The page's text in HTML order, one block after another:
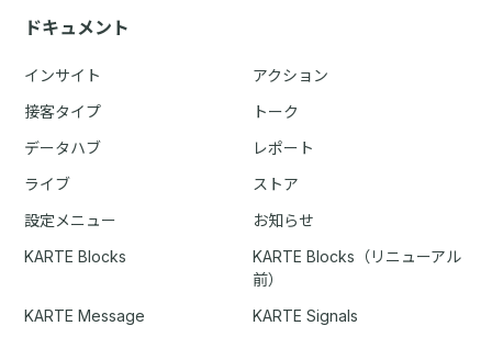
ドキュメント
インサイト
アクション
接客タイプ
トーク
データハブ
レポート
ライブ
ストア
設定メニュー
お知らせ
KARTE Blocks
KARTE Blocks（リニューアル
前）
KARTE Message
KARTE Signals